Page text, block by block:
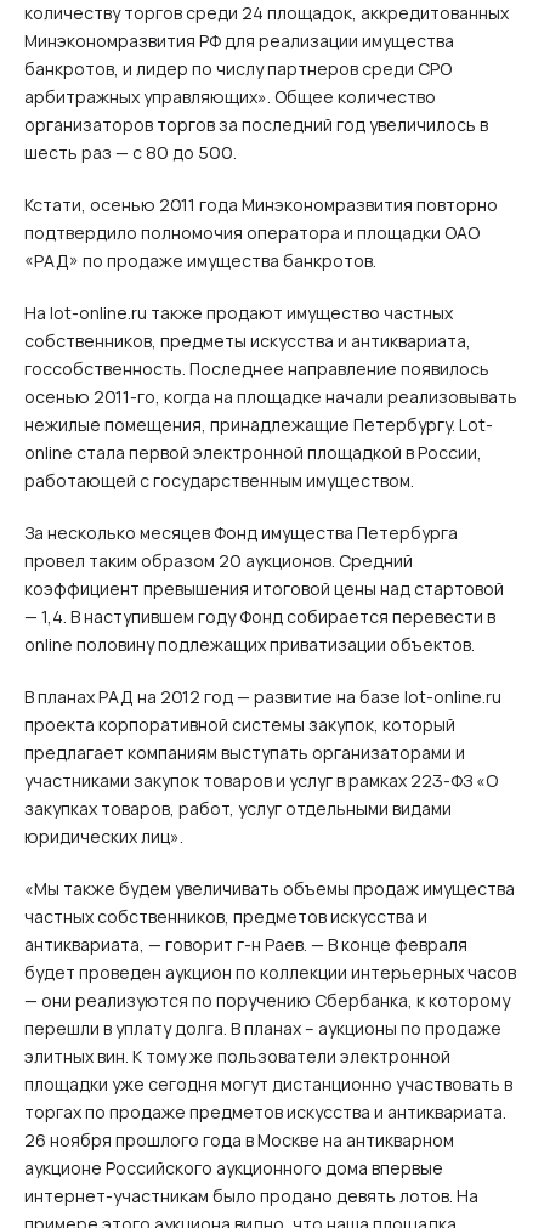
количеству торгов среди 24 площадок, аккредитованных
Минэкономразвития РФ для реализации имущества
банкротов, и лидер по числу партнеров среди СРО
арбитражных управляющих». Общее количество
организаторов торгов за последний год увеличилось в
шесть раз — с 80 до 500.
Кстати, осенью 2011 года Минэкономразвития повторно
подтвердило полномочия оператора и площадки ОАО
«РАД» по продаже имущества банкротов.
На lot-online.ru также продают имущество частных
собственников, предметы искусства и антиквариата,
госсобственность. Последнее направление появилось
осенью 2011‑го, когда на площадке начали реализовывать
нежилые помещения, принадлежащие Петербургу. Lot-
online стала первой электронной площадкой в России,
работающей с государственным имуществом.
За несколько месяцев Фонд имущества Петербурга
провел таким образом 20 аукционов. Средний
коэффициент превышения итоговой цены над стартовой
— 1,4. В наступившем году Фонд собирается перевести в
online половину подлежащих приватизации объектов.
В планах РАД на 2012 год — развитие на базе lot-online.ru
проекта корпоративной системы закупок, который
предлагает компаниям выступать организаторами и
участниками закупок товаров и услуг в рамках 223‑ФЗ «О
закупках товаров, работ, услуг отдельными видами
юридических лиц».
«Мы также будем увеличивать объемы продаж имущества
частных собственников, предметов искусства и
антиквариата, — говорит г‑н Раев. — В конце февраля
будет проведен аукцион по коллекции интерьерных часов
— они реализуются по поручению Сбербанка, к которому
перешли в уплату долга. В планах – аукционы по продаже
элитных вин. К тому же пользователи электронной
площадки уже сегодня могут дистанционно участвовать в
торгах по продаже предметов искусства и антиквариата.
26 ноября прошлого года в Москве на антикварном
аукционе Российского аукционного дома впервые
интернет-участникам было продано девять лотов. На